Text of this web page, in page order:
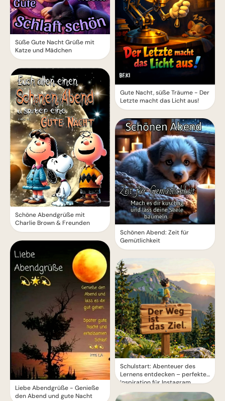
Süße Gute Nacht Grüße mit
Katze und Mädchen
Schöne Abendgrüße mit
Charlie Brown & Freunden
Liebe Abendgrüße - Genieße
den Abend und gute Nacht
Gute Nacht, süße Träume - Der
Letzte macht das Licht aus!
Schönen Abend: Zeit für
Gemütlichkeit
Schulstart: Abenteuer des
Lernens entdecken – perfekte
Inspiration für Instagram